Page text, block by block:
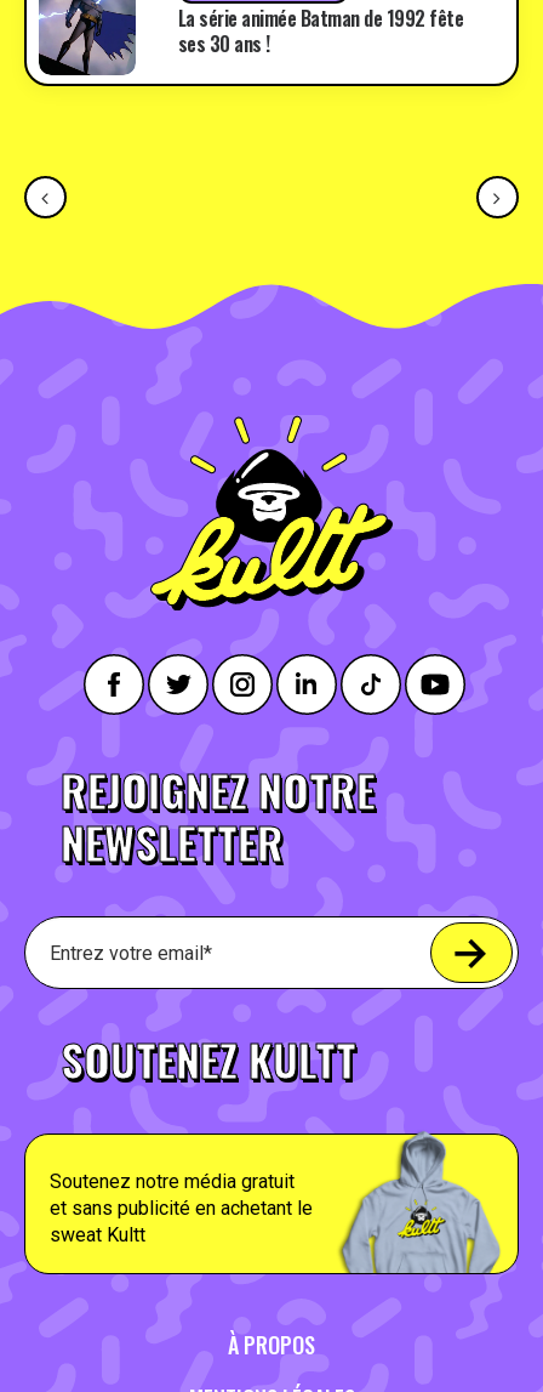
La série animée Batman de 1992 fête
ses 30 ans !
REJOIGNEZ NOTRE
NEWSLETTER
SOUTENEZ KULTT
Soutenez notre média gratuit
et sans publicité en achetant le
sweat Kultt
À PROPOS